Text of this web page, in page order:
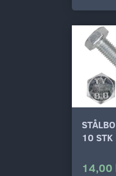
10 STK
14,00